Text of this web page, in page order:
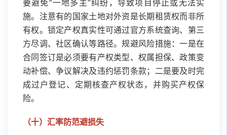
要避免“一地多主”纠纷，导致项目停止或无法实
施。注意有的国家土地对外资是长期租赁权而非所
有权。锁定产权真实性可通过官方系统查询、第三
方尽调、社区确认等路径。规避风险措施：一是在
合同签订是必须要有产权类型、权属担保、政策变
动补偿、争议解决及违约惩罚条款；二是要及时完
成过户登记、定期核查产权状态，并购买产权保
险。
（十）汇率防范避损失